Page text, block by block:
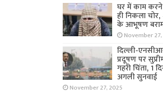
घर में काम करने
ही निकला
के आभूषण
November
दिल्ली-
प्रदूषण पर
गहरी चिंता, 1
अगली सुनवाई
November 27, 2025